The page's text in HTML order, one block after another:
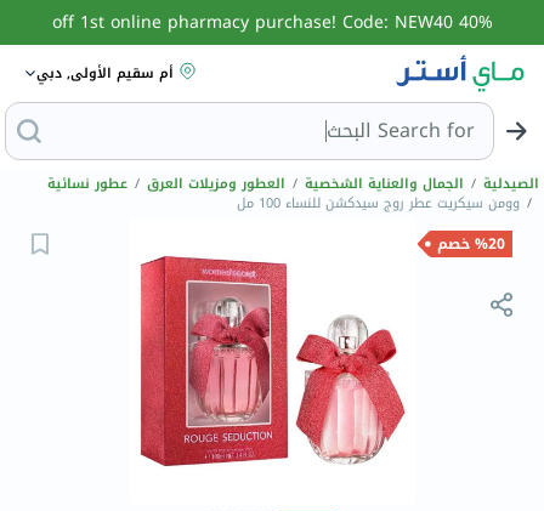
40% off 1st online pharmacy purchase! Code: NEW40
أم سقيم الأولى, دبي
Search for البحث عن مزيل
الصيدلية / الجمال والعناية الشخصية / العطور ومزيلات العرق / عطور نسائية
/ وومن سيكريت عطر روج سيدكشن للنساء 100 مل
%20 خصم